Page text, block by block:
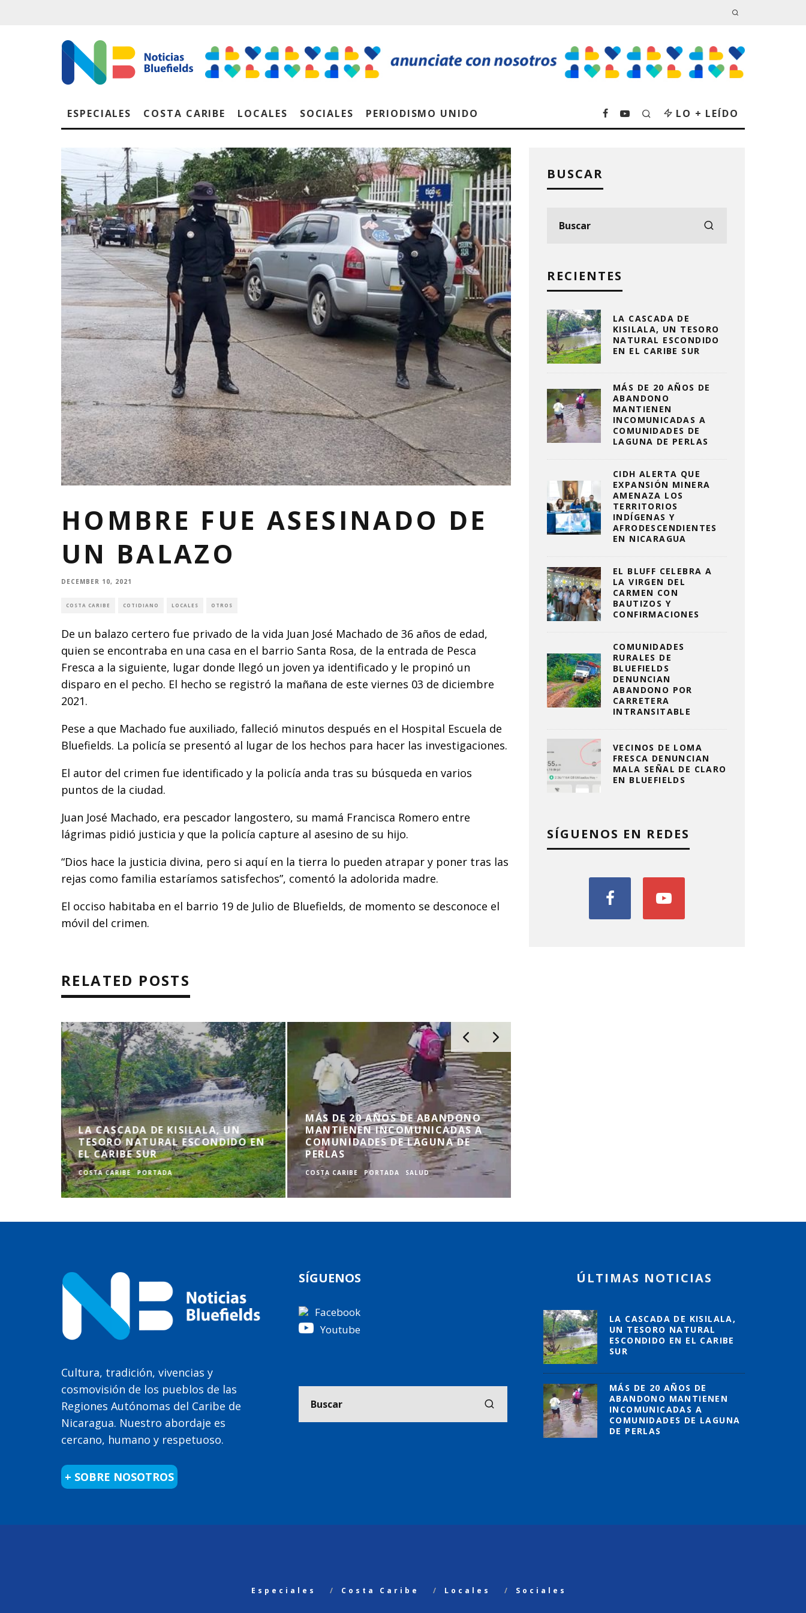
ESPECIALES COSTA CARIBE LOCALES SOCIALES PERIODISMO UNIDO LO + LEÍDO
HOMBRE FUE ASESINADO DE
UN BALAZO
DECEMBER 10, 2021
COSTA CARIBE COTIDIANO LOCALES OTROS
De un balazo certero fue privado de la vida Juan José Machado de 36 años de edad,
quien se encontraba en una casa en el barrio Santa Rosa, de la entrada de Pesca
Fresca a la siguiente, lugar donde llegó un joven ya identificado y le propinó un
disparo en el pecho. El hecho se registró la mañana de este viernes 03 de diciembre
2021.
Pese a que Machado fue auxiliado, falleció minutos después en el Hospital Escuela de
Bluefields. La policía se presentó al lugar de los hechos para hacer las investigaciones.
El autor del crimen fue identificado y la policía anda tras su búsqueda en varios
puntos de la ciudad.
Juan José Machado, era pescador langostero, su mamá Francisca Romero entre
lágrimas pidió justicia y que la policía capture al asesino de su hijo.
“Dios hace la justicia divina, pero si aquí en la tierra lo pueden atrapar y poner tras las
rejas como familia estaríamos satisfechos”, comentó la adolorida madre.
El occiso habitaba en el barrio 19 de Julio de Bluefields, de momento se desconoce el
móvil del crimen.
RELATED POSTS
LA CASCADA DE KISILALA, UN
TESORO NATURAL ESCONDIDO EN
EL CARIBE SUR
COSTA CARIBE PORTADA
MÁS DE 20 AÑOS DE ABANDONO
MANTIENEN INCOMUNICADAS A
COMUNIDADES DE LAGUNA DE
PERLAS
COSTA CARIBE PORTADA SALUD
BUSCAR
RECIENTES
LA CASCADA DE
KISILALA, UN TESORO
NATURAL ESCONDIDO
EN EL CARIBE SUR
MÁS DE 20 AÑOS DE
ABANDONO
MANTIENEN
INCOMUNICADAS A
COMUNIDADES DE
LAGUNA DE PERLAS
CIDH ALERTA QUE
EXPANSIÓN MINERA
AMENAZA LOS
TERRITORIOS
INDÍGENAS Y
AFRODESCENDIENTES
EN NICARAGUA
EL BLUFF CELEBRA A
LA VIRGEN DEL
CARMEN CON
BAUTIZOS Y
CONFIRMACIONES
COMUNIDADES
RURALES DE
BLUEFIELDS
DENUNCIAN
ABANDONO POR
CARRETERA
INTRANSITABLE
VECINOS DE LOMA
FRESCA DENUNCIAN
MALA SEÑAL DE CLARO
EN BLUEFIELDS
SÍGUENOS EN REDES
Cultura, tradición, vivencias y
cosmovisión de los pueblos de las
Regiones Autónomas del Caribe de
Nicaragua. Nuestro abordaje es
cercano, humano y respetuoso.
+ SOBRE NOSOTROS
SÍGUENOS
Facebook
Youtube
ÚLTIMAS NOTICIAS
LA CASCADA DE KISILALA,
UN TESORO NATURAL
ESCONDIDO EN EL CARIBE
SUR
MÁS DE 20 AÑOS DE
ABANDONO MANTIENEN
INCOMUNICADAS A
COMUNIDADES DE LAGUNA
DE PERLAS
Especiales Costa Caribe Locales Sociales